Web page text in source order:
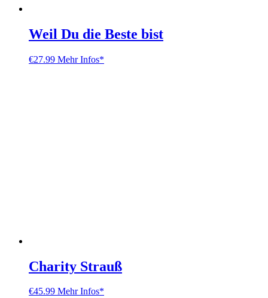
Weil Du die Beste bist
€27.99 Mehr Infos*
Charity Strauß
€45.99 Mehr Infos*